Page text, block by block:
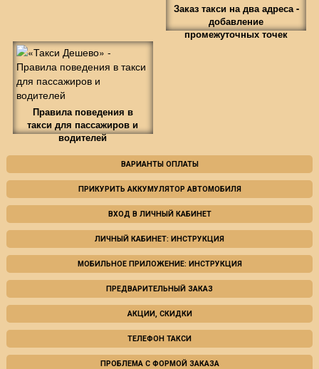
Заказ такси на два адреса -
добавление
промежуточных точек
Правила поведения в
такси для пассажиров и
водителей
ВАРИАНТЫ ОПЛАТЫ
ПРИКУРИТЬ АККУМУЛЯТОР АВТОМОБИЛЯ
ВХОД В ЛИЧНЫЙ КАБИНЕТ
ЛИЧНЫЙ КАБИНЕТ: ИНСТРУКЦИЯ
МОБИЛЬНОЕ ПРИЛОЖЕНИЕ: ИНСТРУКЦИЯ
ПРЕДВАРИТЕЛЬНЫЙ ЗАКАЗ
АКЦИИ, СКИДКИ
ТЕЛЕФОН ТАКСИ
ПРОБЛЕМА С ФОРМОЙ ЗАКАЗА